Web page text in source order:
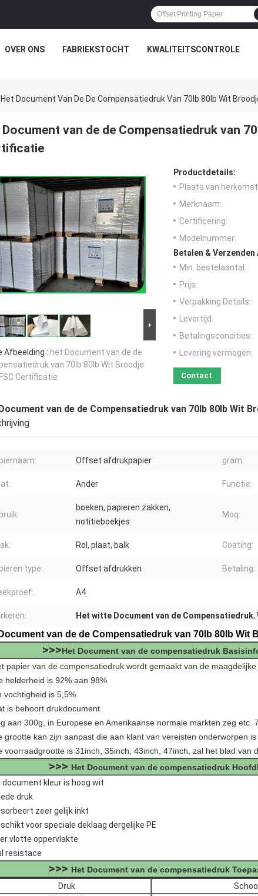
OVER ONS FABRIEKSTOCHT KWALITEITSCONTROLE
Het Document Van De De Compensatiedruk Van 70lb 80lb Wit
van de de Compensatiedruk van
Afbeelding : het Document van de de
van 70lb 80lb Wit Broodje
Certificatie
Productdetails:
Plaats van
Merknaam:
Certificering:
Modelnummer:
Betalen &
Min. bestelaantal:
Prijs:
Verpakking Details:
Levertijd:
Betalingscondities:
Levering vermogen:
Contact
van de de Compensatiedruk van 70lb 80lb Wit
Offset afdrukpapier gram:
Ander Functie:
boeken, papieren zakken,
notitieboekjes
Moq:
Rol, plaat, balk Coating:
type: Offset afdrukken Betaling:
A4
Het witte Document van de Compensatiedruk,
van de de Compensatiedruk van 70lb 80lb Wit
>>>Het Document van de compensatiedruk
papier van de compensatiedruk wordt gemaakt van de
helderheid is 92% aan 98%
vochtigheid is 5,5%
is behoort drukdocument
aan 300g, in Europese en Amerikaanse normale markten zeg etc.
grootte kan zijn aanpast die aan klant van vereisten onderworpen is
voorraadgrootte is 31inch, 35inch, 43inch, 47inch, zal het blad van
>>> Het Document van de compensatiedruk
document kleur is hoog wit
druk
zeer gelijk inkt
voor speciale deklaag dergelijke PE
vlotte oppervlakte
resistace
>>> Het Document van de compensatiedruk
Druk